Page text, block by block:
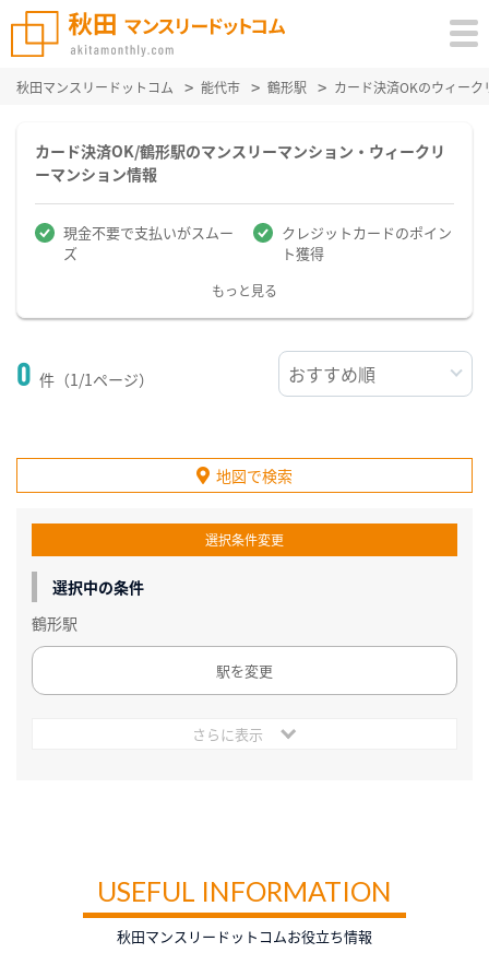
秋田マンスリードットコム 能代市 鶴形駅 カード決済OKのウィー
カード決済OK/鶴形駅のマンスリーマンション・ウィークリ
ーマンション情報
現金不要で支払いがスムー
ズ
クレジットカードのポイン
ト獲得
もっと見る
0 件（1/1ページ）
地図で検索
選択条件変更
選択中の条件
鶴形駅
駅を変更
さらに表示
USEFUL INFORMATION
秋田マンスリードットコムお役立ち情報